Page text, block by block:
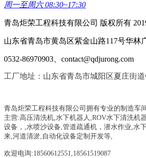
周一至周六 08:30~17:30
青岛炬荣工程科技有限公司 版权所有
山东省青岛市黄岛区紫金山路117号华林
0532-86970903、contact@qdjurong.com
工厂地址：山东省青岛市城阳区夏庄街道
青岛炬荣工程科技有限公司拥有专业的制造车
主营:高压清洗机,水下机器人,ROV水下清洗机
设备， ,水喷沙设备,管道疏通机 ， 潜水作业,水
来,河道清淤,自动化设备定制开发等,
欢迎电询:18560612551,18561519087